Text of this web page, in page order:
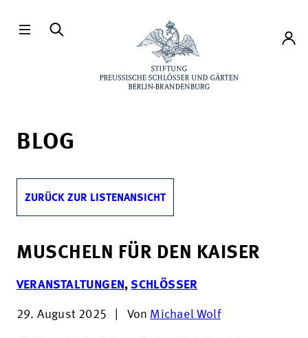
Konto
BLOG
ZURÜCK ZUR LISTENANSICHT
MUSCHELN FÜR DEN KAISER
VERANSTALTUNGEN ,SCHLÖSSER
29. August 2025 Von Michael Wolf